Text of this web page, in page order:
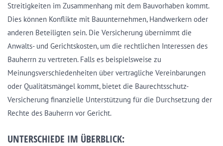
Streitigkeiten im Zusammenhang mit dem Bauvorhaben kommt.
Dies können Konflikte mit Bauunternehmen, Handwerkern oder
anderen Beteiligten sein. Die Versicherung übernimmt die
Anwalts- und Gerichtskosten, um die rechtlichen Interessen des
Bauherrn zu vertreten. Falls es beispielsweise zu
Meinungsverschiedenheiten über vertragliche Vereinbarungen
oder Qualitätsmängel kommt, bietet die Baurechtsschutz-
Versicherung finanzielle Unterstützung für die Durchsetzung der
Rechte des Bauherrn vor Gericht.
UNTERSCHIEDE IM ÜBERBLICK: